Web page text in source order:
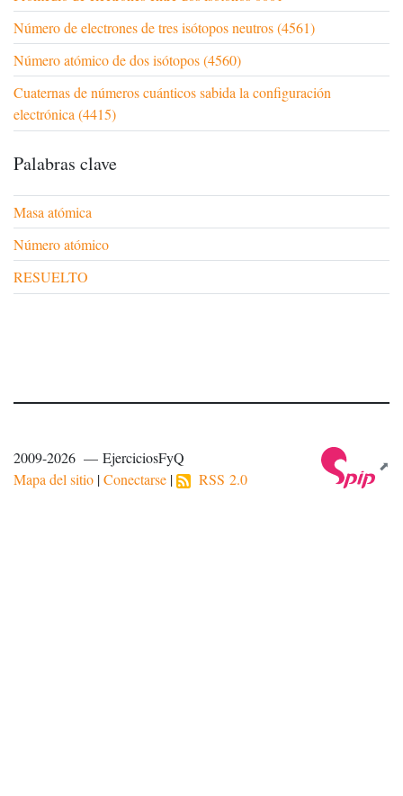
Número de electrones de tres isótopos neutros (4561)
Número atómico de dos isótopos (4560)
Cuaternas de números cuánticos sabida la configuración
electrónica (4415)
Palabras clave
Masa atómica
Número atómico
RESUELTO
2009-2026 — EjerciciosFyQ
Mapa del sitio |Conectarse | RSS 2.0